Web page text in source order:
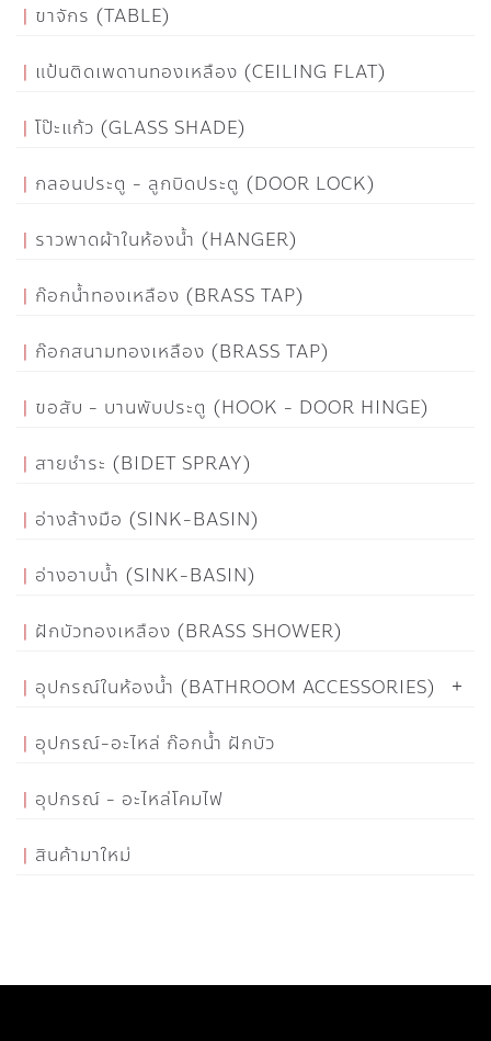
ขาจักร (TABLE)
แป้นติดเพดานทองเหลือง (CEILING FLAT)
โป๊ะแก้ว (GLASS SHADE)
กลอนประตู - ลูกบิดประตู (DOOR LOCK)
ราวพาดผ้าในห้องน้ำ (HANGER)
ก๊อกน้ำทองเหลือง (BRASS TAP)
ก๊อกสนามทองเหลือง (BRASS TAP)
ขอสับ - บานพับประตู (HOOK - DOOR HINGE)
สายชำระ (BIDET SPRAY)
อ่างล้างมือ (SINK-BASIN)
อ่างอาบน้ำ (SINK-BASIN)
ฝักบัวทองเหลือง (BRASS SHOWER)
อุปกรณ์ในห้องน้ำ (BATHROOM ACCESSORIES)
อุปกรณ์-อะไหล่ ก๊อกน้ำ ฝักบัว
อุปกรณ์ - อะไหล่โคมไฟ
สินค้ามาใหม่